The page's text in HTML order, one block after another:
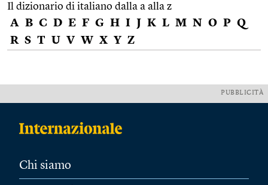
Il dizionario di italiano dalla a alla z
A B C D E F G H I J K L M N O P Q
R S T U V W X Y Z
PUBBLICITÀ
Chi siamo